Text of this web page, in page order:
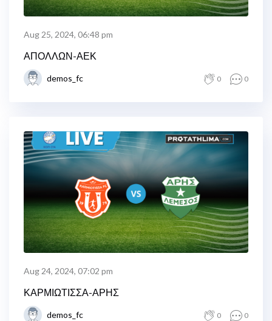
Aug 25, 2024, 06:48 pm
ΑΠΟΛΛΩΝ-ΑΕΚ
demos_fc 0 0
Aug 24, 2024, 07:02 pm
ΚΑΡΜΙΩΤΙΣΣΑ-ΑΡΗΣ
demos_fc 0 0